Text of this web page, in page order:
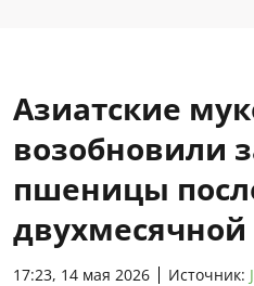
Азиатские
возобновили
пшеницы
17:23, 14 мая 2026 Источник: